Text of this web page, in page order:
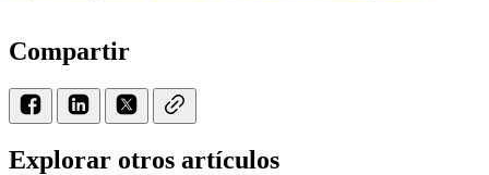
Compartir
Explorar otros artículos